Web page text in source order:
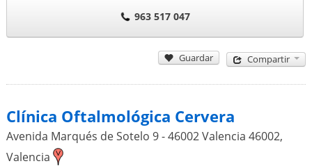
963 517 047
Guardar Compartir
Clínica Oftalmológica Cervera
Avenida Marqués de Sotelo 9 - 46002 Valencia 46002,
Valencia